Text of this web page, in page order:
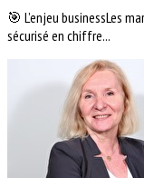
🎯 L’enjeu businessLes
sécurisé en chiffre...